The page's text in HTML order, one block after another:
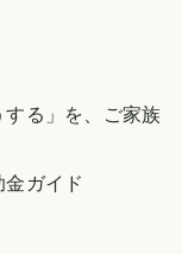
る」を、ご家族
ガイド